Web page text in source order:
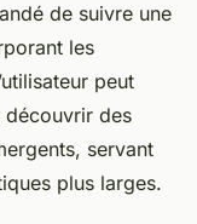
de suivre une
les
peut
découvrir des
servant
plus larges.